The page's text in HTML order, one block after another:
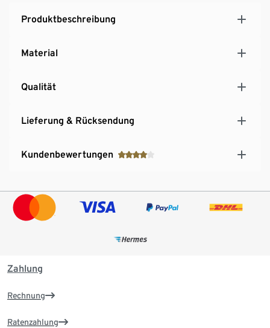
Produktbeschreibung
Material
Qualität
Lieferung & Rücksendung
Kundenbewertungen
Zahlung
Rechnung
Ratenzahlung